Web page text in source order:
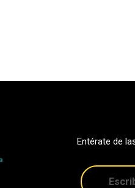
Entérate de